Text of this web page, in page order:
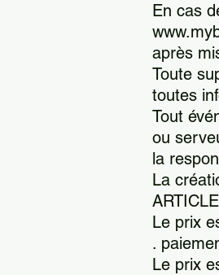
En cas
après
Toute
toutes
Tout
ou
la
La
Le prix
.
Le prix